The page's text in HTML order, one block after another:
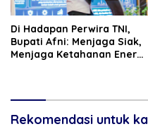
Di Hadapan Perwira TNI,
Bupati Afni: Menjaga Siak,
Menjaga Ketahanan Energi
Rekomendasi untuk